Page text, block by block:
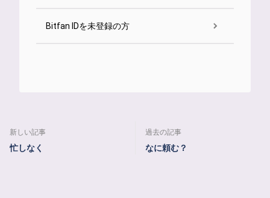
Bitfan IDを未登録の方
新しい記事
忙しなく
過去の記事
なに頼む？